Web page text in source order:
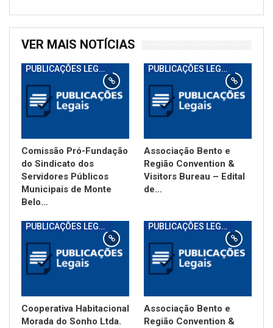
VER MAIS NOTÍCIAS
PUBLICAÇÕES LEGAIS
Comissão Pró-Fundação
do Sindicato dos
Servidores Públicos
Municipais de Monte
Belo…
PUBLICAÇÕES LEGAIS
Associação Bento e
Região Convention &
Visitors Bureau – Edital
de…
PUBLICAÇÕES LEGAIS
Cooperativa Habitacional
Morada do Sonho Ltda.
PUBLICAÇÕES LEGAIS
Associação Bento e
Região Convention &